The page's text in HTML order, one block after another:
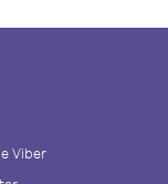
Viber